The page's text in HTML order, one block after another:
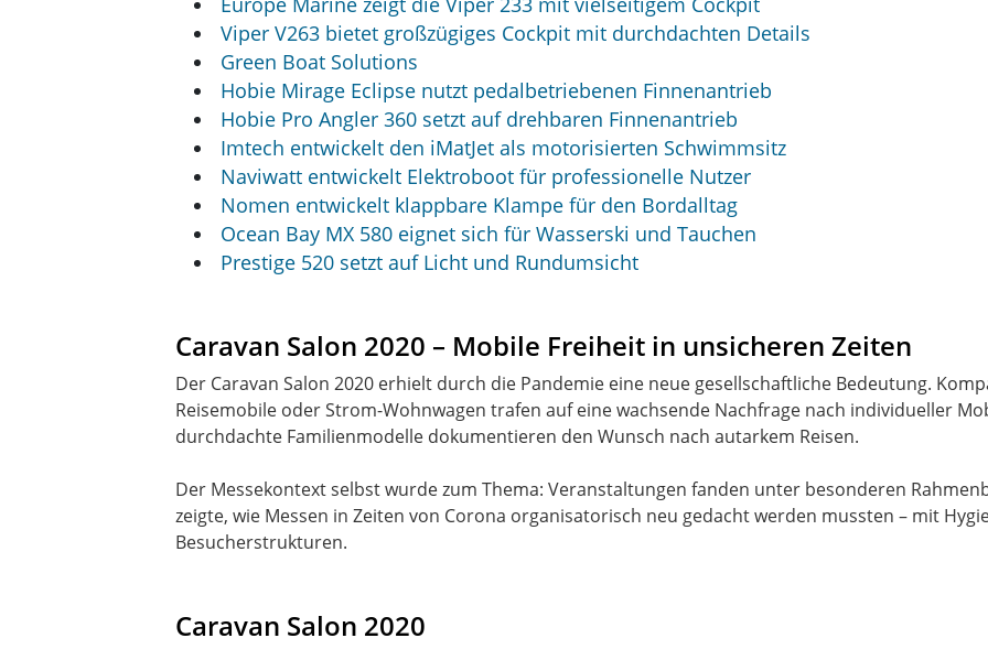
Viper V263 bietet großzügiges Cockpit mit durchdachten Details
Green Boat Solutions
Hobie Mirage Eclipse nutzt pedalbetriebenen Finnenantrieb
Hobie Pro Angler 360 setzt auf drehbaren Finnenantrieb
Imtech entwickelt den iMatJet als motorisierten Schwimmsitz
Naviwatt entwickelt Elektroboot für professionelle Nutzer
Nomen entwickelt klappbare Klampe für den Bordalltag
Ocean Bay MX 580 eignet sich für Wasserski und Tauchen
Prestige 520 setzt auf Licht und Rundumsicht
Caravan Salon 2020 – Mobile Freiheit in unsicheren Zeiten
Der Caravan Salon 2020 erhielt durch die Pandemie eine neue gesellschaftliche Bedeutung.
Reisemobile oder Strom-Wohnwagen trafen auf eine wachsende Nachfrage nach individueller
durchdachte Familienmodelle dokumentieren den Wunsch nach autarkem Reisen.
Der Messekontext selbst wurde zum Thema: Veranstaltungen fanden unter besonderen
zeigte, wie Messen in Zeiten von Corona organisatorisch neu gedacht werden mussten – mit
Besucherstrukturen.
Caravan Salon 2020